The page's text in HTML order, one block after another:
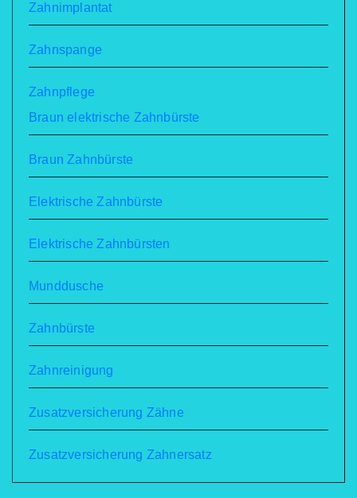
Zahnimplantat
Zahnspange
Zahnpflege
Braun elektrische Zahnbürste
Braun Zahnbürste
Elektrische Zahnbürste
Elektrische Zahnbürsten
Munddusche
Zahnbürste
Zahnreinigung
Zusatzversicherung Zähne
Zusatzversicherung Zahnersatz